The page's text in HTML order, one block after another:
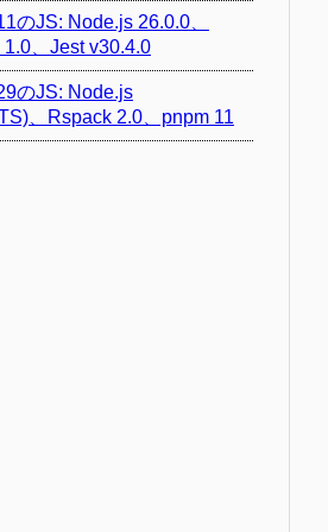
のJS: Node.js 26.0.0、
、Jest v30.4.0
のJS: Node.js
、Rspack 2.0、pnpm 11